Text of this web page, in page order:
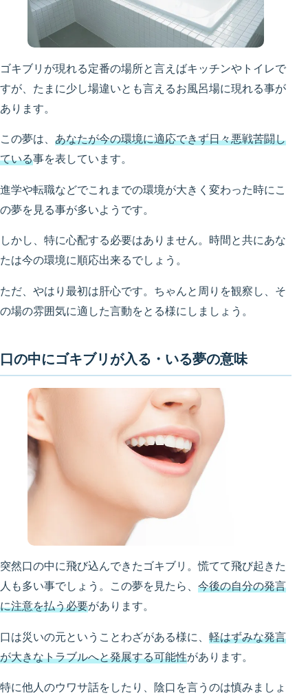
ゴキブリが現れる定番の場所と言えばキッチンやトイレで
すが、たまに少し場違いとも言えるお風呂場に現れる事が
あります。
この夢は、 あなたが今の環境に適応できず日々悪戦苦闘し
ている事を表しています。
進学や転職などでこれまでの環境が大きく変わった時にこ
の夢を見る事が多いようです。
しかし、特に心配する必要はありません。時間と共にあな
たは今の環境に順応出来るでしょう。
ただ、やはり最初は肝心です。ちゃんと周りを観察し、そ
の場の雰囲気に適した言動をとる様にしましょう。
口の中にゴキブリが入る・いる夢の意味
突然口の中に飛び込んできたゴキブリ。慌てて飛び起きた
人も多い事でしょう。この夢を見たら、 今後の自分の発言
に注意を払う必要があります。
口は災いの元ということわざがある様に、 軽はずみな発言
が大きなトラブルへと発展する可能性があります。
特に他人のウワサ話をしたり、陰口を言うのは慎みましょ